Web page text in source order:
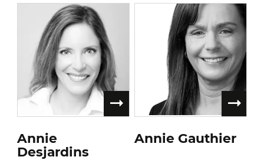
Annie
Desjardins
Annie Gauthier